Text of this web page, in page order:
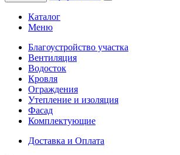
Каталог
Меню
Благоустройство участка
Вентиляция
Водосток
Кровля
Ограждения
Утепление и изоляция
Фасад
Комплектующие
Доставка и Оплата